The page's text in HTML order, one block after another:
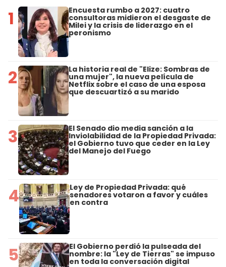
1 Encuesta rumbo a 2027: cuatro
consultoras midieron el desgaste de
Milei y la crisis de liderazgo en el
peronismo
2 La historia real de "Elize: Sombras de
una mujer", la nueva película de
Netflix sobre el caso de una esposa
que descuartizó a su marido
3 El Senado dio media sanción a la
Inviolabilidad de la Propiedad Privada:
el Gobierno tuvo que ceder en la Ley
del Manejo del Fuego
4 Ley de Propiedad Privada: qué
senadores votaron a favor y cuáles
en contra
5 El Gobierno perdió la pulseada del
nombre: la "Ley de Tierras" se impuso
en toda la conversación digital